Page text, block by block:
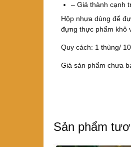
– Giá thành cạnh
Hộp nhựa dùng để
đựng thực phẩm khô
Quy cách: 1 thùng/
Giá sản phẩm chưa
Sản phẩm